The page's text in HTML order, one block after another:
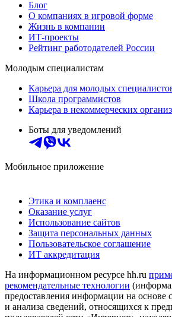
Блог
О компаниях в игровой форме
Жизнь в компании
ИТ-проекты
Рейтинг работодателей России
Молодым специалистам
Карьера для молодых
Школа программистов
Карьера в некоммерческих
Боты для уведомлений
Мобильное приложение
Этика и комплаенс
Оказание услуг
Использование сайтов
Защита персональных данных
Пользовательское соглашение
ИТ аккредитация
На информационном ресурсе hh.ru
рекомендательные технологии
предоставления информации на основе
и анализа сведений, относящихся к